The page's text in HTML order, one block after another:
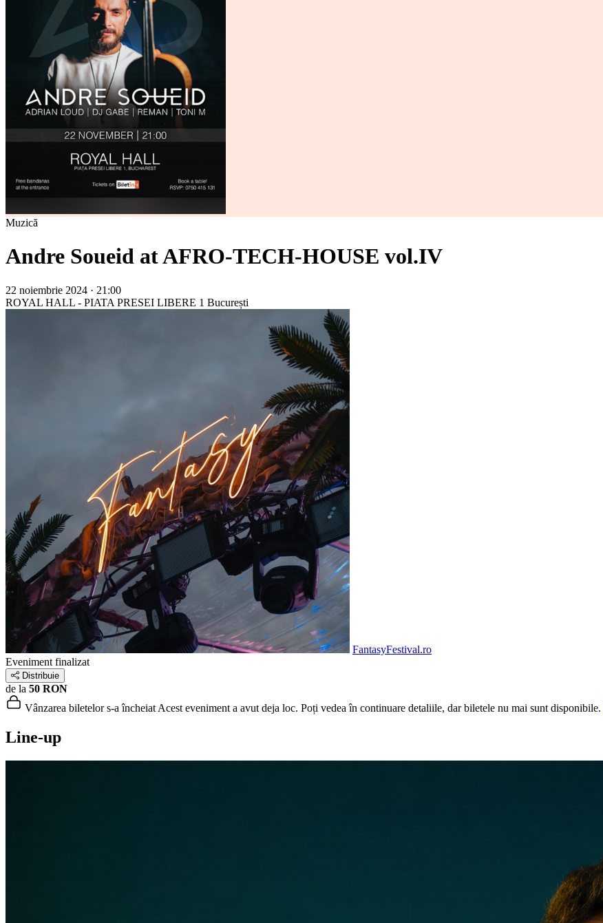
Muzică
Andre Soueid at AFRO-TECH-HOUSE vol.IV
22 noiembrie 2024 · 21:00
ROYAL HALL - PIATA PRESEI LIBERE 1 București
FantasyFestival.ro
Eveniment finalizat
Distribuie
de la 50 RON
Vânzarea biletelor s-a încheiat Acest eveniment a avut deja loc. Poți vedea în continuare detaliile, dar biletele nu mai sunt disponibile.
Line-up